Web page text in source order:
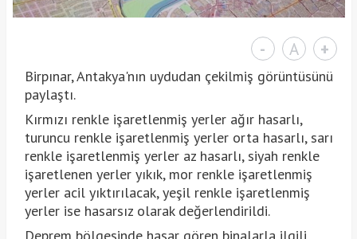
- A +
Birpınar, Antakya'nın uydudan çekilmiş görüntüsünü
paylaştı.
Kırmızı renkle işaretlenmiş yerler ağır hasarlı,
turuncu renkle işaretlenmiş yerler orta hasarlı, sarı
renkle işaretlenmiş yerler az hasarlı, siyah renkle
işaretlenen yerler yıkık, mor renkle işaretlenmiş
yerler acil yıktırılacak, yeşil renkle işaretlenmiş
yerler ise hasarsız olarak değerlendirildi.